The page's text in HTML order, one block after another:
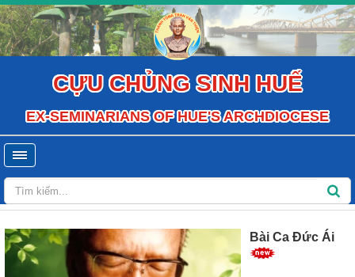
CỰU CHỦNG SINH HUẾ
EX-SEMINARIANS OF HUE'S ARCHDIOCESE
Bài Ca Đức Ái